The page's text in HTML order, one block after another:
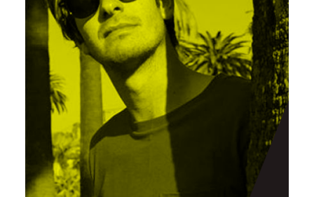
ÉMISSIONS
BOUTIQUE